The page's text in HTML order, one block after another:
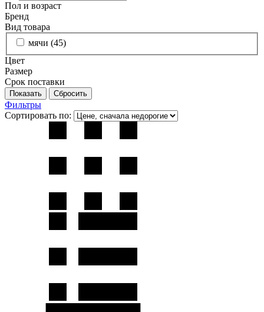
Пол и возраст
Бренд
Вид товара
мячи (45)
Цвет
Размер
Срок поставки
Фильтры
Сортировать по: